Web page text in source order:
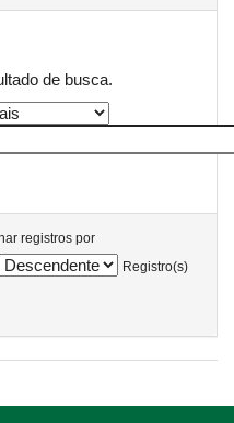
de busca.
registros por
Registro(s)